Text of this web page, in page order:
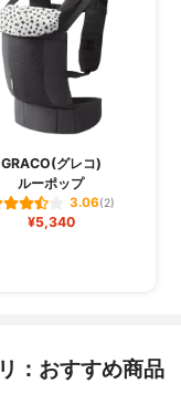
GRACO(グレコ)
ルーポップ
3.06(2)
¥5,340
：おすすめ商品